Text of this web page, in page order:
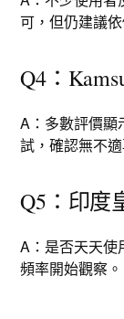
可，但仍建議
Q4：
A：多數評價顯
試，確認無不
Q5：印度
A：是否天天使
頻率開始觀察。